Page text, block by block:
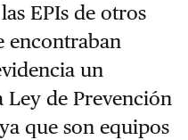
EPIs de otros
encontraban
un
de Prevención
que son equipos